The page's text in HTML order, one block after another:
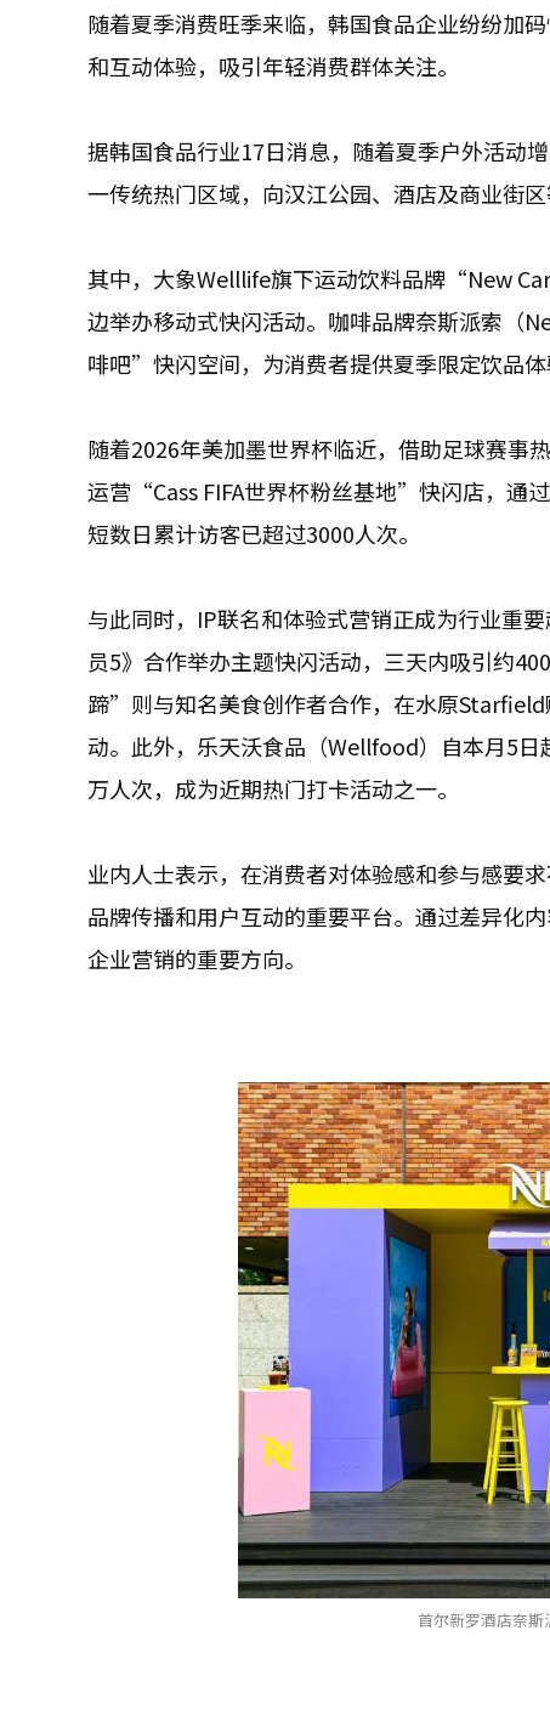
随着夏季消费旺季来临，韩国食品企业纷纷加
和互动体验，吸引年轻消费群体关注。
据韩国食品行业17日消息，随着夏季户外活动
一传统热门区域，向汉江公园、酒店及商业街
其中，大象Welllife旗下运动饮料品牌“New
边举办移动式快闪活动。咖啡品牌奈斯派索（
啡吧”快闪空间，为消费者提供夏季限定饮品体
随着2026年美加墨世界杯临近，借助足球赛事
运营“Cass FIFA世界杯粉丝基地”快闪店，通
短数日累计访客已超过3000人次。
与此同时，IP联名和体验式营销正成为行业重
员5》合作举办主题快闪活动，三天内吸引约
蹄”则与知名美食创作者合作，在水原
动。此外，乐天沃食品（Wellfood）自本月5
万人次，成为近期热门打卡活动之一。
业内人士表示，在消费者对体验感和参与感要
品牌传播和用户互动的重要平台。通过差异化
企业营销的重要方向。
首尔新罗酒店奈斯